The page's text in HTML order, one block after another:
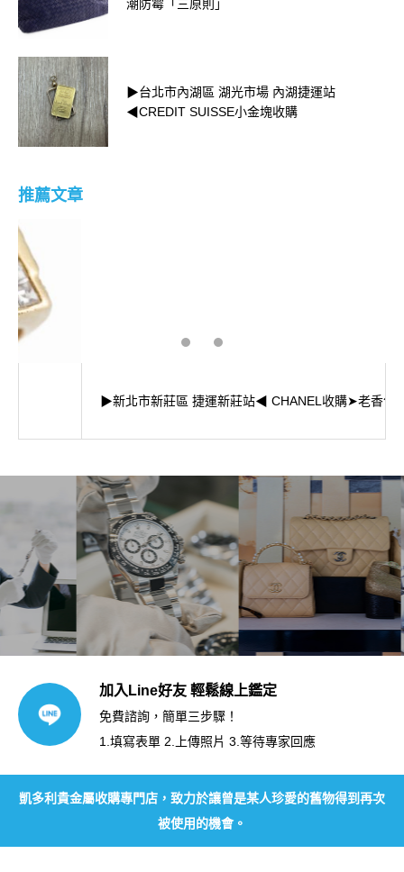
潮防霉「三原則」
▶台北市內湖區 湖光市場 內湖捷運站
◀CREDIT SUISSE小金塊收購
推薦文章
▶新北市新莊區 捷運新莊站◀ CHANEL收購➤老香包收購
加入Line好友 輕鬆線上鑑定
免費諮詢，簡單三步驟！
1.填寫表單 2.上傳照片 3.等待專家回應
凱多利貴金屬收購專門店，致力於讓曾是某人珍愛的舊物得到再次
被使用的機會。